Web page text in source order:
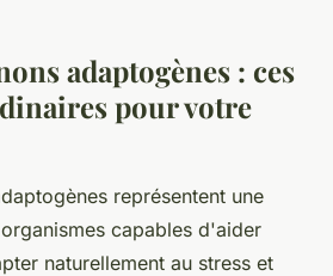
adaptogènes : ces
pour votre
représentent une
capables d'aider
naturellement au stress et